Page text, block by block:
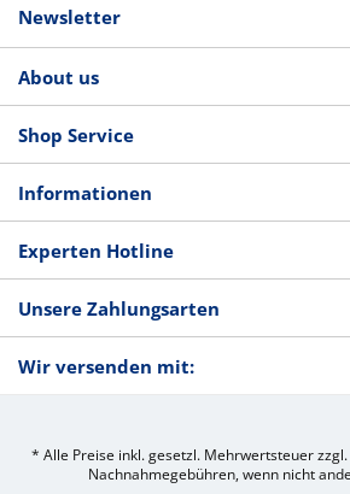
Newsletter
About us
Shop Service
Informationen
Experten Hotline
Unsere Zahlungsarten
Wir versenden mit:
* Alle Preise inkl. gesetzl. Mehrwertsteuer zzgl.
Nachnahmegebühren, wenn nicht